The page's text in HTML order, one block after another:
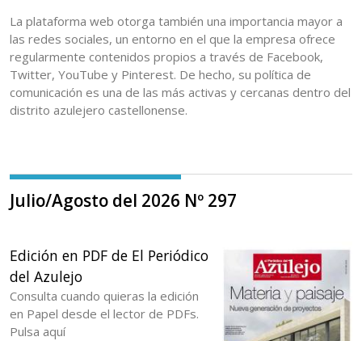
La plataforma web otorga también una importancia mayor a
las redes sociales, un entorno en el que la empresa ofrece
regularmente contenidos propios a través de Facebook,
Twitter, YouTube y Pinterest. De hecho, su política de
comunicación es una de las más activas y cercanas dentro del
distrito azulejero castellonense.
Julio/Agosto del 2026 Nº 297
Edición en PDF de El Periódico
del Azulejo
Consulta cuando quieras la edición
en Papel desde el lector de PDFs.
Pulsa aquí